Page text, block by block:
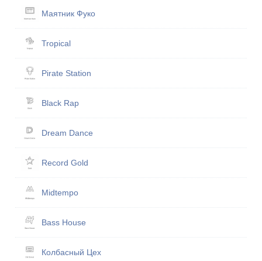
Маятник Фуко
Tropical
Pirate Station
Black Rap
Dream Dance
Record Gold
Midtempo
Bass House
Кол­бас­ный Цех